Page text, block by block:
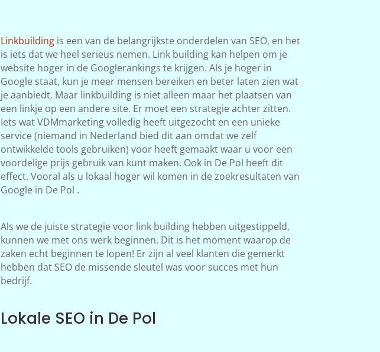
Linkbuildingis een van de belangrijkste onderdelen van SEO, en het
is iets dat we heel serieus nemen. Link building kan helpen om je
website hoger in de Googlerankings te krijgen. Als je hoger in
Google staat, kun je meer mensen bereiken en beter laten zien wat
je aanbiedt. Maar linkbuilding is niet alleen maar het plaatsen van
een linkje op een andere site. Er moet een strategie achter zitten.
Iets wat VDMmarketing volledig heeft uitgezocht en een unieke
service (niemand in Nederland bied dit aan omdat we zelf
ontwikkelde tools gebruiken) voor heeft gemaakt waar u voor een
voordelige prijs gebruik van kunt maken. Ook in De Pol heeft dit
effect. Vooral als u lokaal hoger wil komen in de zoekresultaten van
Google in De Pol .
Als we de juiste strategie voor link building hebben uitgestippeld,
kunnen we met ons werk beginnen. Dit is het moment waarop de
zaken echt beginnen te lopen! Er zijn al veel klanten die gemerkt
hebben dat SEO de missende sleutel was voor succes met hun
bedrijf.
Lokale SEO in De Pol